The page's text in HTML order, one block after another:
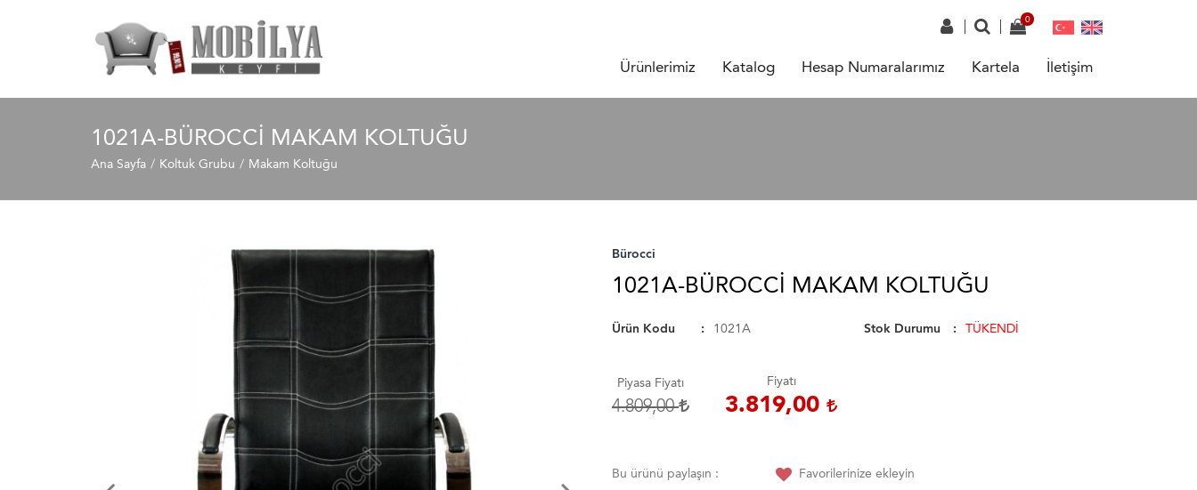
Ürünlerimiz Katalog Hesap Numaralarımız Kartela İletişim
1021A-BÜROCCI MAKAM KOLTUĞU
Ana Sayfa Koltuk Grubu Makam Koltuğu
Bürocci
1021A-BÜROCCI MAKAM KOLTUĞU
Ürün Kodu 1021A Stok Durumu TÜKENDİ
Piyasa Fiyatı
4.809,00
Fiyatı
3.819,00
Bu ürünü paylaşın :
Favorilerinize ekleyin